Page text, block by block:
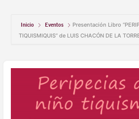
Inicio Eventos
Presentación Libro
TIQUISMIQUIS” de LUIS CHACÓN DE LA